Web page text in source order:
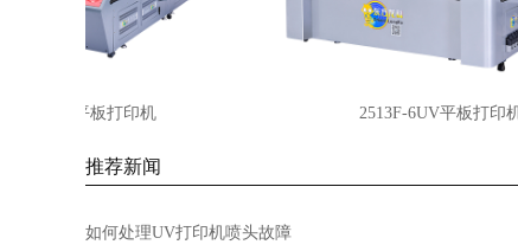
8UV平板打印机 2513F-6UV平板打印机
推荐新闻
如何处理UV打印机喷头故障